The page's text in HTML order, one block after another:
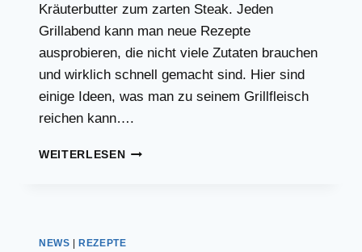
Kräuterbutter zum zarten Steak. Jeden
Grillabend kann man neue Rezepte
ausprobieren, die nicht viele Zutaten brauchen
und wirklich schnell gemacht sind. Hier sind
einige Ideen, was man zu seinem Grillfleisch
reichen kann….
WEITERLESENVIELSEITIGE
NEWS REZEPTE